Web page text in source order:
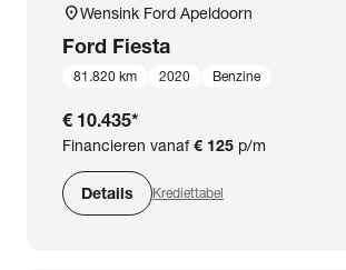
Kilometerstand
location_onWensink Ford Apeldoorn
Ford Fiesta
81.820 km 2020 Benzine
€ 10.435*
Financieren vanaf€ 125 p/m
Details Krediettabel